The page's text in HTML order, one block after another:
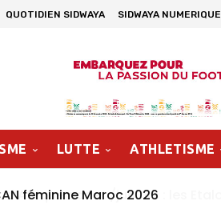
QUOTIDIEN SIDWAYA SIDWAYA NUMERIQUE
LUTTE ATHLETISME
féminine Maroc 2026